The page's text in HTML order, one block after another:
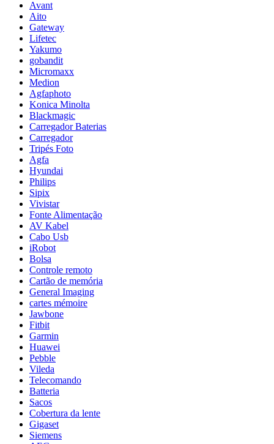
Avant
Aito
Gateway
Lifetec
Yakumo
gobandit
Micromaxx
Medion
Agfaphoto
Konica Minolta
Blackmagic
Carregador Baterias
Carregador
Tripés Foto
Agfa
Hyundai
Philips
Sipix
Vivistar
Fonte Alimentação
AV Kabel
Cabo Usb
iRobot
Bolsa
Controle remoto
Cartão de memória
General Imaging
cartes mémoire
Jawbone
Fitbit
Garmin
Huawei
Pebble
Vileda
Telecomando
Batteria
Sacos
Cobertura da lente
Gigaset
Siemens